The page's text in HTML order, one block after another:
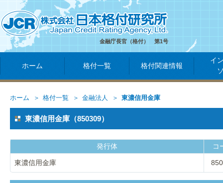
金融庁長官（格付） 第1号
ホーム 格付一覧 格付関連情報
イ
ホーム 格付一覧 金融法人 東濃信用金庫
東濃信用金庫（850309）
発行体 コ
東濃信用金庫